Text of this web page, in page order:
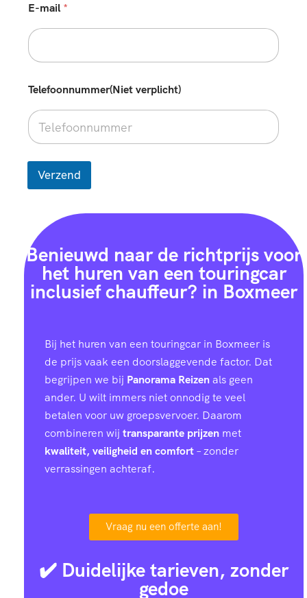
E-mail *
Telefoonnummer(Niet verplicht)
Verzend
Benieuwd naar de richtprijs voor
het huren van een touringcar
inclusief chauffeur? in Boxmeer
Bij het huren van een touringcar in Boxmeer is
de prijs vaak een doorslaggevende factor. Dat
begrijpen we bij Panorama Reizenals geen
ander. U wilt immers niet onnodig te veel
betalen voor uw groepsvervoer. Daarom
combineren wij transparante prijzen met
kwaliteit, veiligheid en comfort– zonder
verrassingen achteraf.
Vraag nu een offerte aan!
✔️ Duidelijke tarieven, zonder
gedoe